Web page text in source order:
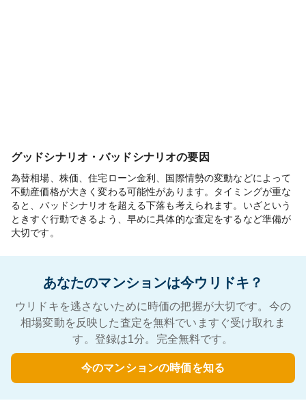
グッドシナリオ・バッドシナリオの要因
為替相場、株価、住宅ローン金利、国際情勢の変動などによって
不動産価格が大きく変わる可能性があります。タイミングが重な
ると、バッドシナリオを超える下落も考えられます。いざという
ときすぐ行動できるよう、早めに具体的な査定をするなど準備が
大切です。
あなたのマンションは今ウリドキ？
ウリドキを逃さないために時価の把握が大切です。今の
相場変動を反映した査定を無料でいますぐ受け取れま
す。登録は1分。完全無料です。
今のマンションの時価を知る